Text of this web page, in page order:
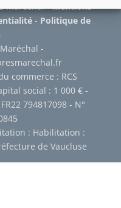
Maréchal -Mentions
- Politique de
-
commerce : RCS
social : 1 000 € -
794817098 - N°
: Habilitation :
de Vaucluse